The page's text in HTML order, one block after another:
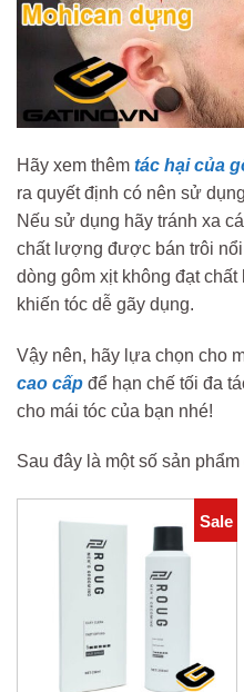
Hãy xem thêm tác hại của
ra quyết định có nên sử
Nếu sử dụng hãy tránh xa
chất lượng được bán trôi
dòng gôm xịt không đạt
khiến tóc dễ gãy dụng.
Vậy nên, hãy lựa chọn cho
cao cấp để hạn chế tối đa
cho mái tóc của bạn nhé!
Sau đây là một số sản
Sale